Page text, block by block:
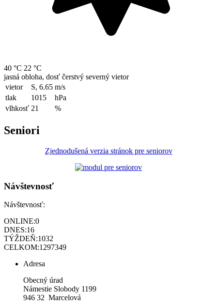
40 °C 22 °C
jasná obloha, dosť čerstvý severný vietor
vietor
S, 6.65 m/s
tlak
1015
hPa
vlhkosť 21 %
Seniori
Zjednodušená verzia stránok pre seniorov
Návštevnosť
Návštevnosť:
ONLINE:0
DNES:16
TÝŽDEŇ:1032
CELKOM:1297349
Adresa
Obecný úrad
Námestie Slobody 1199
946 32 Marcelová